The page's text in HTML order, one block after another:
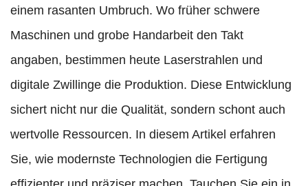
einem rasanten Umbruch. Wo früher schwere
Maschinen und grobe Handarbeit den Takt
angaben, bestimmen heute Laserstrahlen und
digitale Zwillinge die Produktion. Diese Entwicklung
sichert nicht nur die Qualität, sondern schont auch
wertvolle Ressourcen. In diesem Artikel erfahren
Sie, wie modernste Technologien die Fertigung